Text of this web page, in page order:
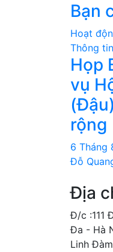
Bạn
Hoạt
Thông
Họp
vụ
rộng
6 Tháng
Đỗ
Địa
Đ/c :111
Đa - Hà
Linh Đàm